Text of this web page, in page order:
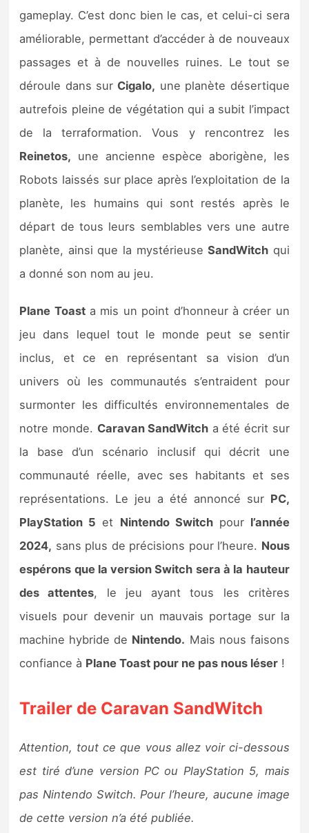
gameplay. C’est donc bien le cas, et celui-ci sera
améliorable, permettant d’accéder à de nouveaux
passages et à de nouvelles ruines. Le tout se
déroule dans sur Cigalo, une planète désertique
autrefois pleine de végétation qui a subit l’impact
de la terraformation. Vous y rencontrez les
Reinetos, une ancienne espèce aborigène, les
Robots laissés sur place après l’exploitation de la
planète, les humains qui sont restés après le
départ de tous leurs semblables vers une autre
planète, ainsi que la mystérieuseSandWitch qui
a donné son nom au jeu.
Plane Toasta mis un point d’honneur à créer un
jeu dans lequel tout le monde peut se sentir
inclus, et ce en représentant sa vision d’un
univers où les communautés s’entraident pour
surmonter les difficultés environnementales de
notre monde. Caravan SandWitch a été écrit sur
la base d’un scénario inclusif qui décrit une
communauté réelle, avec ses habitants et ses
représentations. Le jeu a été annoncé sur PC,
PlayStation 5 et Nintendo Switchpour l’année
2024, sans plus de précisions pour l’heure. Nous
espérons que la version Switch sera à la hauteur
des attentes, le jeu ayant tous les critères
visuels pour devenir un mauvais portage sur la
machine hybride de Nintendo. Mais nous faisons
confiance à Plane Toast pour ne pas nous léser !
Trailer de Caravan SandWitch
Attention, tout ce que vous allez voir ci-dessous
est tiré d’une version PC ou PlayStation 5, mais
pas Nintendo Switch. Pour l’heure, aucune image
de cette version n’a été publiée.